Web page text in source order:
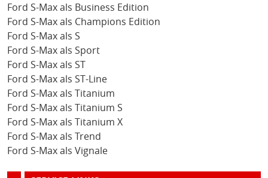
Ford S-Max als Business Edition
Ford S-Max als Champions Edition
Ford S-Max als S
Ford S-Max als Sport
Ford S-Max als ST
Ford S-Max als ST-Line
Ford S-Max als Titanium
Ford S-Max als Titanium S
Ford S-Max als Titanium X
Ford S-Max als Trend
Ford S-Max als Vignale